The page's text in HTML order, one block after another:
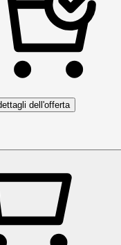
dell'offerta